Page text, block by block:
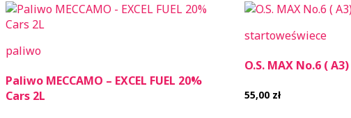
paliwo
Paliwo MECCAMO – EXCEL FUEL 20%
Cars 2L
startoweświece
O.S. MAX No.6 ( A3)
55,00 zł